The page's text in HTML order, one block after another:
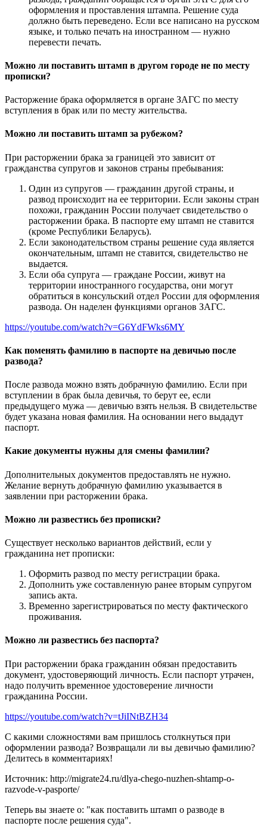
оформления и проставления штампа. Решение суда
должно быть переведено. Если все написано на русском
языке, и только печать на иностранном — нужно
перевести печать.
Можно ли поставить штамп в другом городе не по месту
прописки?
Расторжение брака оформляется в органе ЗАГС по месту
вступления в брак или по месту жительства.
Можно ли поставить штамп за рубежом?
При расторжении брака за границей это зависит от
гражданства супругов и законов страны пребывания:
Один из супругов — гражданин другой страны, и
развод происходит на ее территории. Если законы стран
похожи, гражданин России получает свидетельство о
расторжении брака. В паспорте ему штамп не ставится
(кроме Республики Беларусь).
Если законодательством страны решение суда является
окончательным, штамп не ставится, свидетельство не
выдается.
Если оба супруга — граждане России, живут на
территории иностранного государства, они могут
обратиться в консульский отдел России для оформления
развода. Он наделен функциями органов ЗАГС.
https://youtube.com/watch?v=G6YdFWks6MY
Как поменять фамилию в паспорте на девичью после
развода?
После развода можно взять добрачную фамилию. Если при
вступлении в брак была девичья, то берут ее, если
предыдущего мужа — девичью взять нельзя. В свидетельстве
будет указана новая фамилия. На основании него выдадут
паспорт.
Какие документы нужны для смены фамилии?
Дополнительных документов предоставлять не нужно.
Желание вернуть добрачную фамилию указывается в
заявлении при расторжении брака.
Можно ли развестись без прописки?
Существует несколько вариантов действий, если у
гражданина нет прописки:
Оформить развод по месту регистрации брака.
Дополнить уже составленную ранее вторым супругом
запись акта.
Временно зарегистрироваться по месту фактического
проживания.
Можно ли развестись без паспорта?
При расторжении брака гражданин обязан предоставить
документ, удостоверяющий личность. Если паспорт утрачен,
надо получить временное удостоверение личности
гражданина России.
https://youtube.com/watch?v=tJiINtBZH34
С какими сложностями вам пришлось столкнуться при
оформлении развода? Возвращали ли вы девичью фамилию?
Делитесь в комментариях!
Источник: http://migrate24.ru/dlya-chego-nuzhen-shtamp-o-
razvode-v-pasporte/
Теперь вы знаете о: "как поставить штамп о разводе в
паспорте после решения суда".